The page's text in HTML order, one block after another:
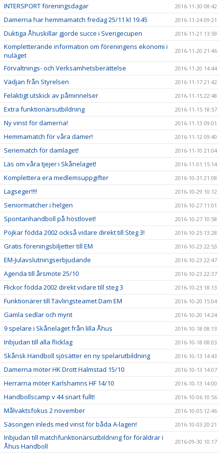
INTERSPORT föreningsdagar 2016-11-30 08:42
Damerna har hemmamatch fredag 25/11 kl 19.45 2016-11-24 09:21
Duktiga Åhuskillar gjorde succe i Sverigecupen 2016-11-21 13:59
Kompletterande information om föreningens ekonomi i
nuläget
2016-11-20 21:46
Förvaltnings- och Verksamhetsberättelse 2016-11-20 14:44
Vädjan från Styrelsen 2016-11-17 21:42
Felaktigt utskick av påminnelser 2016-11-15 22:48
Extra funktionärsutbildning 2016-11-15 18:57
Ny vinst för damerna! 2016-11-13 09:01
Hemmamatch för våra damer! 2016-11-12 09:40
Seriematch för damlaget! 2016-11-10 21:04
Läs om våra tjejer i Skånelaget! 2016-11-01 15:14
Komplettera era medlemsuppgifter 2016-10-31 21:08
Lagseger!!!! 2016-10-29 10:12
Seniormatcher i helgen 2016-10-27 11:01
Spontanhandboll på höstlovet! 2016-10-27 10:58
Pojkar födda 2002 också vidare direkt till Steg 3! 2016-10-25 13:28
Gratis föreningsbiljetter till EM 2016-10-23 22:53
EM-Julavslutningserbjudande 2016-10-23 22:47
Agenda till årsmöte 25/10 2016-10-23 22:37
Flickor födda 2002 direkt vidare till steg 3 2016-10-23 18:13
Funktionärer till Tävlingsteamet Dam EM 2016-10-20 15:04
Gamla sedlar och mynt 2016-10-20 14:24
9 spelare i Skånelaget från lilla Åhus 2016-10-18 08:13
Inbjudan till alla flicklag 2016-10-18 08:03
Skånsk Handboll sjösätter en ny spelarutbildning 2016-10-13 14:43
Damerna möter HK Drott Halmstad 15/10 2016-10-13 14:07
Herrarna möter Karlshamns HF 14/10 2016-10-13 14:00
Handbollscamp v 44 snart fullt! 2016-10-06 10:56
Målvaktsfokus 2 november 2016-10-05 12:46
Säsongen inleds med vinst för båda A-lagen! 2016-10-03 20:21
Inbjudan till matchfunktionärsutbildning för föräldrar i
Åhus Handboll
2016-09-30 10:17